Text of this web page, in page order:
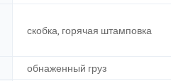
скобка, горячая штамповка
обнаженный груз